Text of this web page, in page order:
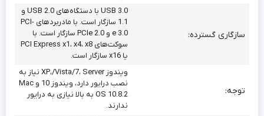
سازگاری گسترده:
USB 3.0 با دستگاه‌های USB 2.0 و
1.1 سازگار است. با مادربردهای PCI-
e 3.0 و PCIe 2.0 سازگار است. با
سوکت‌های PCI Express x1، x4، x8
یا x16 سازگار است.
توجه:
ویندوز XP،/Vista/7، Server نیاز به
نصب درایور دارد، ویندوز 10 و Mac
OS 10.8.2 به بالا نیازی به درایور
ندارند.